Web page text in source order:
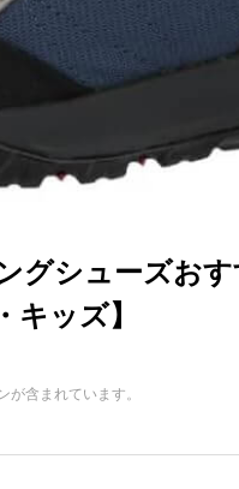
グシューズお
キッズ】
含まれています。